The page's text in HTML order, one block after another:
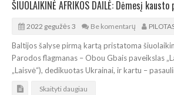
2022 gegužės 3 Be komentarų
Baltijos šalyse pirmą kartą pristatoma
Parodos flagmanas – Obou Gbais paveikslas
„Laisvė“), dedikuotas Ukrainai, ir kartu –
Skaityti daugiau